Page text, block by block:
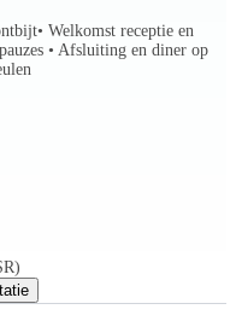
Welkomst receptie en
• Afsluiting en diner op